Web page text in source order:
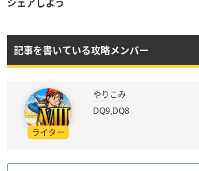
シェアしよう
記事を書いている攻略メンバー
ライター
やりこみ
DQ9,DQ8